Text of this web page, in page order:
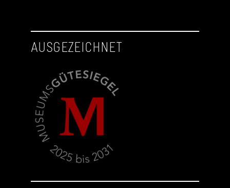
AUSGEZEICHNET